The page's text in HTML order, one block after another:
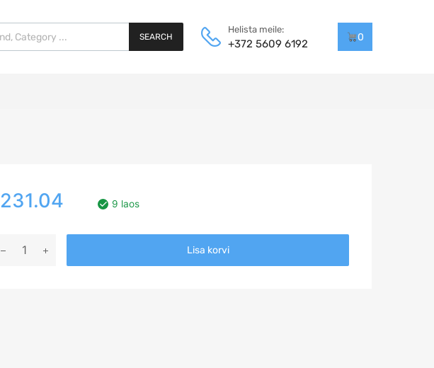
SEARCH
Helista meile:
+372 5609 6192
0
231.04 9 laos
PIRELLI
Lisa korvi